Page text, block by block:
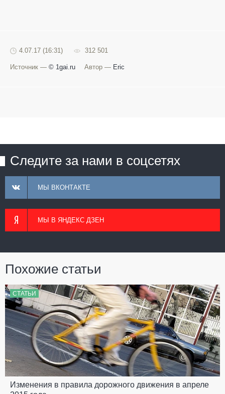
4.07.17 (16:31) 312 501
Источник — © 1gai.ru Автор — Eric
Следите за нами в соцсетях
МЫ ВКОНТАКТЕ
МЫ В ЯНДЕКС ДЗЕН
Похожие статьи
СТАТЬИ
Изменения в правила дорожного движения в апреле